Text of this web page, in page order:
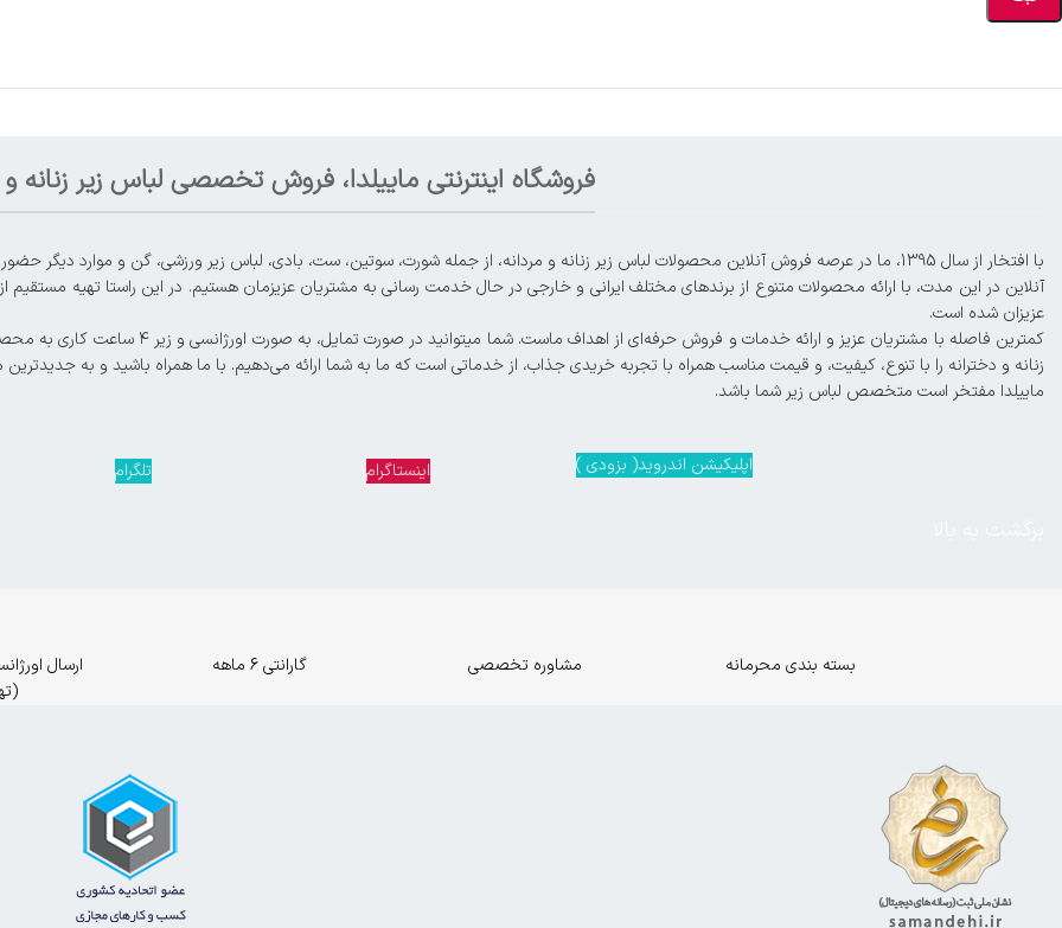
فروشگاه اینترنتی ماییلدا، فروش تخصصی لباس زیر زنانه و
آنلاین در این مدت، با ارائه محصولات متنوع از برندهای مختلف ایرانی و خارجی در حال خدمت رسانی به مشتریان عزیزمان هستیم. در این راستا تهیه مستقیم از
عزیزان شده است.
زنانه و دخترانه را با تنوع، کیفیت، و قیمت مناسب همراه با تجربه خریدی جذاب، از خدماتی است که ما به شما ارائه می‌دهیم. با ما همراه باشید و به
ماییلدا مفتخر است متخصص لباس زیر شما باشد.
اپلیکیشن اندروید( بزودی ) اینستاگرام تلگرام
گارانتی 6 ماهه مشاوره تخصصی بسته بندی محرمانه